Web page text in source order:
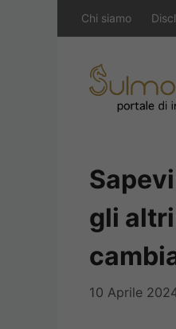
Chi siamo
gli
10 Aprile